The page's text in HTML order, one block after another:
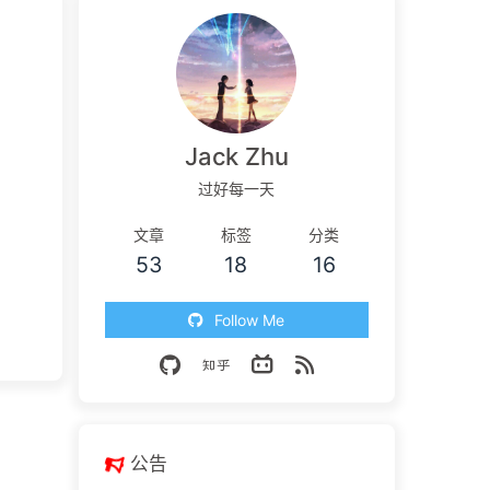
Jack Zhu
过好每一天
文章
53
标签
18
分类
16
Follow Me
公告